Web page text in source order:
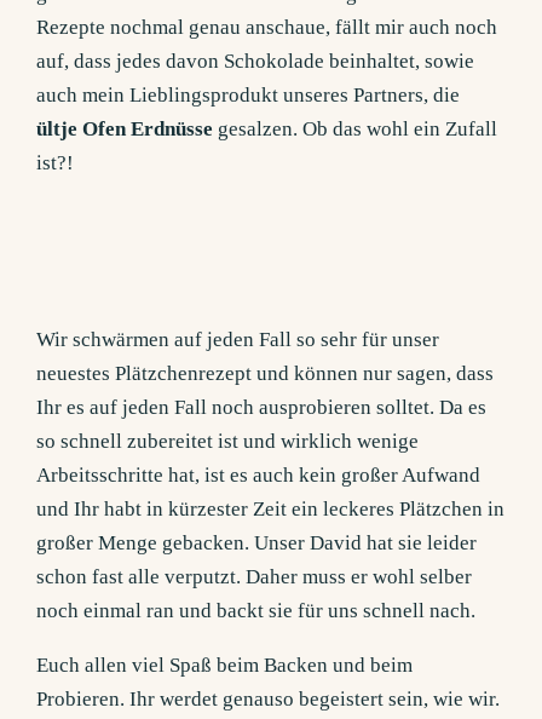
Rezepte nochmal genau anschaue, fällt mir auch noch
auf, dass jedes davon Schokolade beinhaltet, sowie
auch mein Lieblingsprodukt unseres Partners, die
ültje Ofen Erdnüsse gesalzen. Ob das wohl ein Zufall
ist?!
Wir schwärmen auf jeden Fall so sehr für unser
neuestes Plätzchenrezept und können nur sagen, dass
Ihr es auf jeden Fall noch ausprobieren solltet. Da es
so schnell zubereitet ist und wirklich wenige
Arbeitsschritte hat, ist es auch kein großer Aufwand
und Ihr habt in kürzester Zeit ein leckeres Plätzchen in
großer Menge gebacken. Unser David hat sie leider
schon fast alle verputzt. Daher muss er wohl selber
noch einmal ran und backt sie für uns schnell nach.
Euch allen viel Spaß beim Backen und beim
Probieren. Ihr werdet genauso begeistert sein, wie wir.